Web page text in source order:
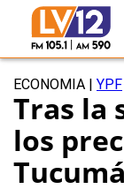
ECONOMIA YPF
Tras la
los